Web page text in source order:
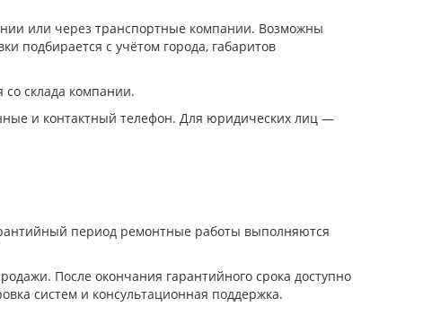
или через транспортные компании. Возможны
подбирается с учётом города, габаритов
со склада компании.
и контактный телефон. Для юридических лиц —
период ремонтные работы выполняются
После окончания гарантийного срока доступно
систем и консультационная поддержка.